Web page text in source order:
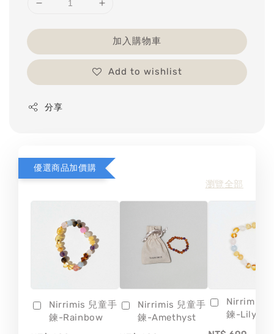
加入購物車
Add to wishlist
分享
優選商品加價購
瀏覽全部
Nirrimis 兒童手
鍊-Rainbow
Nirrimis 兒童手
鍊-Amethyst
Nirrimis
鍊-Lily